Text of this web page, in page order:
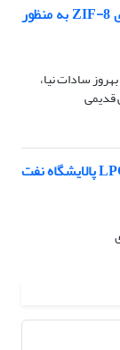
بررسی اثر تقویت کننده مولیبدن در نانوبلورهای ZIF-8 به منظور
سادات نیا،
قدیمی
مدل سازی پیامد و ارزیابی ریسک مخازن کروی LPG پالایشگاه نفت